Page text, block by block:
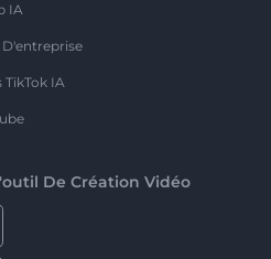
IA
TikTok IA
De Création Vidéo